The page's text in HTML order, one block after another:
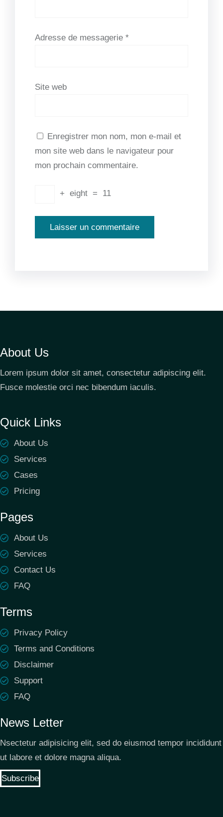
Adresse de messagerie *
Site web
Enregistrer mon nom, mon e-mail et
mon site web dans le navigateur pour
mon prochain commentaire.
+ eight = 11
About Us
Lorem ipsum dolor sit amet, consectetur adipiscing elit.
Fusce molestie orci nec bibendum iaculis.
Quick Links
About Us
Services
Cases
Pricing
Pages
About Us
Services
Contact Us
FAQ
Terms
Privacy Policy
Terms and Conditions
Disclaimer
Support
FAQ
News Letter
Nsectetur adipisicing elit, sed do eiusmod tempor incididunt
ut labore et dolore magna aliqua.
Subscribe